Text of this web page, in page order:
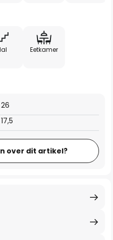
Eetkamer
26
17,5
over dit artikel?